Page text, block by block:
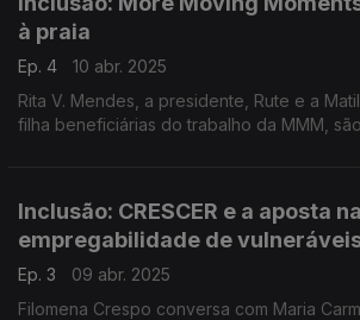
à praia
Ep. 4
10 abr. 2025
Rita V. Mendes, a presidente, Rute e a
filha beneficiárias do trabalho da MMM,
Inclusão: CRESCER e a aposta na
empregabilidade de
Ep. 3
09 abr. 2025
Filomena Crespo conversa com Maria